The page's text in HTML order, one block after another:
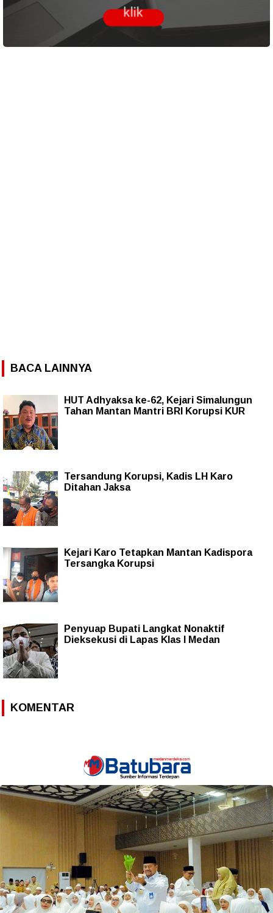
BACA LAINNYA
HUT Adhyaksa ke-62, Kejari Simalungun
Tahan Mantan Mantri BRI Korupsi KUR
Tersandung Korupsi, Kadis LH Karo
Ditahan Jaksa
Kejari Karo Tetapkan Mantan Kadispora
Tersangka Korupsi
Penyuap Bupati Langkat Nonaktif
Dieksekusi di Lapas Klas I Medan
KOMENTAR